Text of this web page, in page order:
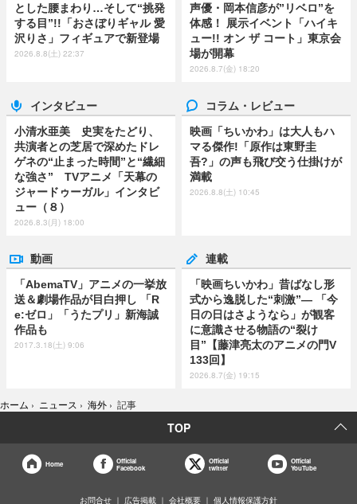
とした腰まわり…そして“挑発
する目”!!「おさぼりギャル 愛
沢りさ」フィギュアで新登場
2026.8.8(土) 22:37
声優・岡本信彦が”リベロ”を
体感！ 展示イベント「ハイキ
ュー!! オン ザ コート」東京会
場が開幕
2026.8.7(金) 18:20
インタビュー
小清水亜美 史実をたどり、
共演者との芝居で深めたドレ
ゲネの“止まった時間”と“繊細
な強さ” TVアニメ「天幕の
ジャードゥーガル」インタビ
ュー（８）
2026.8.3(月) 18:00
コラム・レビュー
映画「ちいかわ」は大人もハ
マる傑作!「原作は東野圭
吾?」の声も飛び交う仕掛けが
満載
2026.8.8(土) 10:45
動画
「AbemaTV」アニメの一挙放
送＆劇場作品が目白押し 「R
e:ゼロ」「うたプリ」新海誠
作品も
2017.3.18(土) 9:06
連載
「映画ちいかわ」昔ばなし形
式から逸脱した“刺激”― 「今
日の日はさようなら」が観客
に意識させる物語の“裂け
目”【藤津亮太のアニメの門V
133回】
2026.8.7(金) 19:15
ホーム › ニュース › 海外 › 記事
TOP
Home
Official
Facebook
Official
twitter
Official
YouTube
お問合せ 広告掲載 会社概要 個人情報保護方針